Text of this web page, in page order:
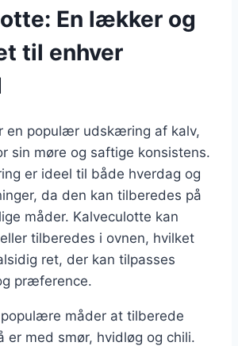
En lækker og
til enhver
en populær udskæring af kalv,
sin møre og saftige konsistens.
er ideel til både hverdag og
da den kan tilberedes på
måder. Kalveculotte kan
tilberedes i ovnen, hvilket
ret, der kan tilpasses
præference.
måder at tilberede
er med smør, hvidløg og chili.